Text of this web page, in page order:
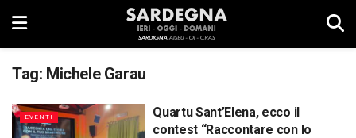
Tag: Michele Garau
EVENTI
Quartu Sant’Elena, ecco il
contest “Raccontare con lo